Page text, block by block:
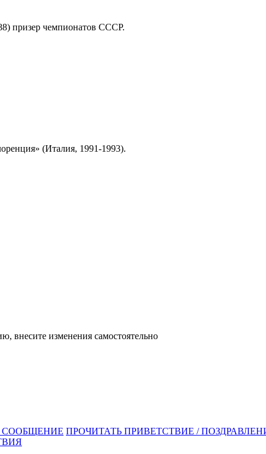
призер чемпионатов СССР.
(Италия, 1991-1993).
изменения самостоятельно
СООБЩЕНИЕ ПРОЧИТАТЬ ПРИВЕТСТВИЕ /